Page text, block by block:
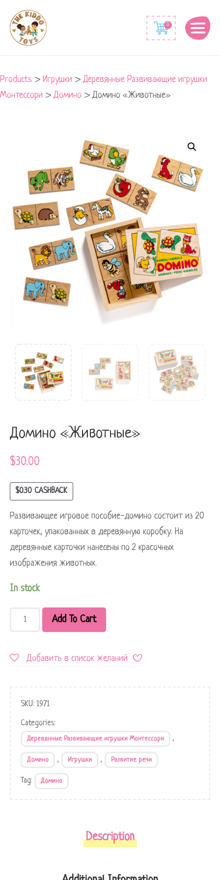
0
Products > Игрушки > Деревянные Развивающие игрушки
Монтессори > Домино > Домино «Животные»
Домино «Животные»
$30.00
$0.30 CASHBACK
Развивающее игровое пособие-домино состоит из 20
карточек, упакованных в деревянную коробку. На
деревянные карточки нанесены по 2 красочных
изображения животных.
In stock
Add To Cart
Добавить в список желаний
SKU: 1971
Categories:
Деревянные Развивающие игрушки Монтессори ,
Домино , Игрушки , Развитие речи
Tag: Домино
Description